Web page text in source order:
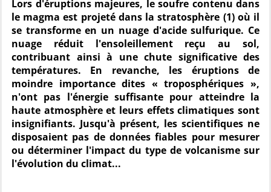
Lors d'éruptions majeures, le soufre contenu dans
le magma est projeté dans la stratosphère (1) où il
se transforme en un nuage d'acide sulfurique. Ce
nuage réduit l'ensoleillement reçu au sol,
contribuant ainsi à une chute significative des
températures. En revanche, les éruptions de
moindre importance dites « troposphériques »,
n'ont pas l'énergie suffisante pour atteindre la
haute atmosphère et leurs effets climatiques sont
insignifiants. Jusqu'à présent, les scientifiques ne
disposaient pas de données fiables pour mesurer
ou déterminer l'impact du type de volcanisme sur
l'évolution du climat...